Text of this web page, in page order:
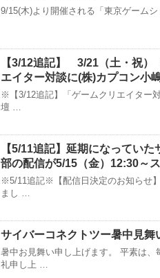
9/15(木)より開催される「東京ゲーム
【3/12追記】 3/21（土・祝）
エイター対談に(株)カプコン小
※【3/12追記】「ゲームクリエイター
壇 …
【5/11追記】延期になってい
部の配信が5/15（金）12:30～
※5/11追記※【配信日決定のお知らせ
まし …
サイバーコネクトツー暑中見舞
暑中お見舞い申し上げます。 平素は
礼申し上 …